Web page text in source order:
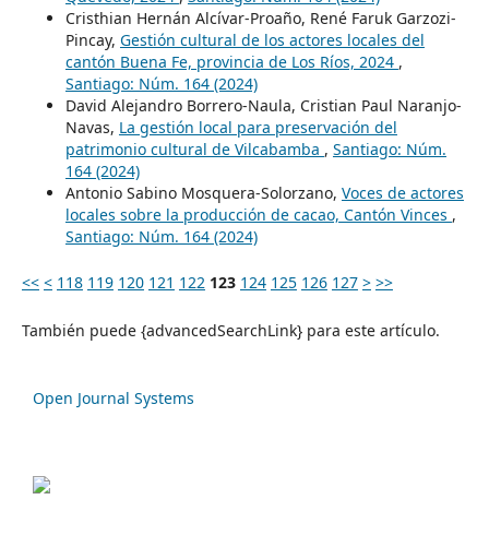
Cristhian Hernán Alcívar-Proaño, René Faruk Garzozi-
Pincay, Gestión cultural de los actores locales del
cantón Buena Fe, provincia de Los Ríos, 2024 ,
Santiago: Núm. 164 (2024)
David Alejandro Borrero-Naula, Cristian Paul Naranjo-
Navas, La gestión local para preservación del
patrimonio cultural de Vilcabamba , Santiago: Núm.
164 (2024)
Antonio Sabino Mosquera-Solorzano, Voces de actores
locales sobre la producción de cacao, Cantón Vinces ,
Santiago: Núm. 164 (2024)
<< < 118 119 120 121 122 123 124 125 126 127 > >>
También puede {advancedSearchLink} para este artículo.
Open Journal Systems